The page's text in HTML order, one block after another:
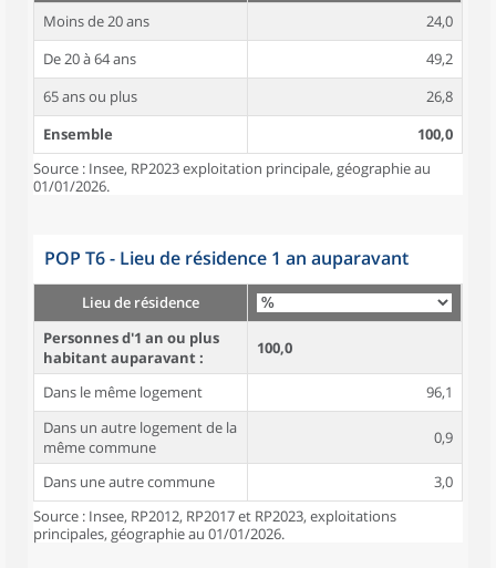
Moins de 20 ans
24,0
De 20 à 64 ans
49,2
65 ans ou plus
26,8
Ensemble
100,0
Source : Insee, RP2023 exploitation principale, géographie au
01/01/2026.
POP T6 - Lieu de résidence 1 an auparavant
Lieu de résidence
Personnes d'1 an ou plus
habitant auparavant :
100,0
Dans le même logement
96,1
Dans un autre logement de la
même commune
0,9
Dans une autre commune
3,0
Source : Insee, RP2012, RP2017 et RP2023, exploitations
principales, géographie au 01/01/2026.